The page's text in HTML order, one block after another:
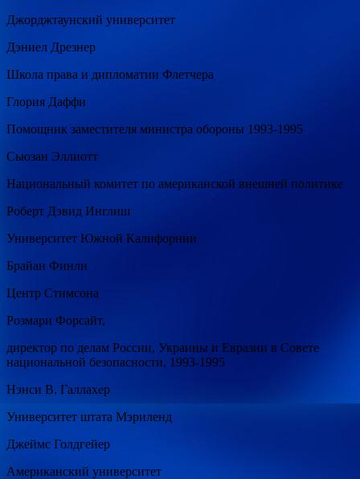
Джорджтаунский университет
Дэниел Дрезнер
Школа права и дипломатии Флетчера
Глория Даффи
Помощник заместителя министра обороны 1993-1995
Cьюзан Эллиотт
Национальный комитет по американской внешней политике
Роберт Дэвид Инглиш
Университет Южной Калифорнии
Брайан Финли
Центр Стимсона
Розмари Форсайт,
директор по делам России, Украины и Евразии в Совете
национальной безопасности, 1993-1995
Нэнси В. Галлахер
Университет штата Мэриленд
Джеймс Голдгейер
Американский университет